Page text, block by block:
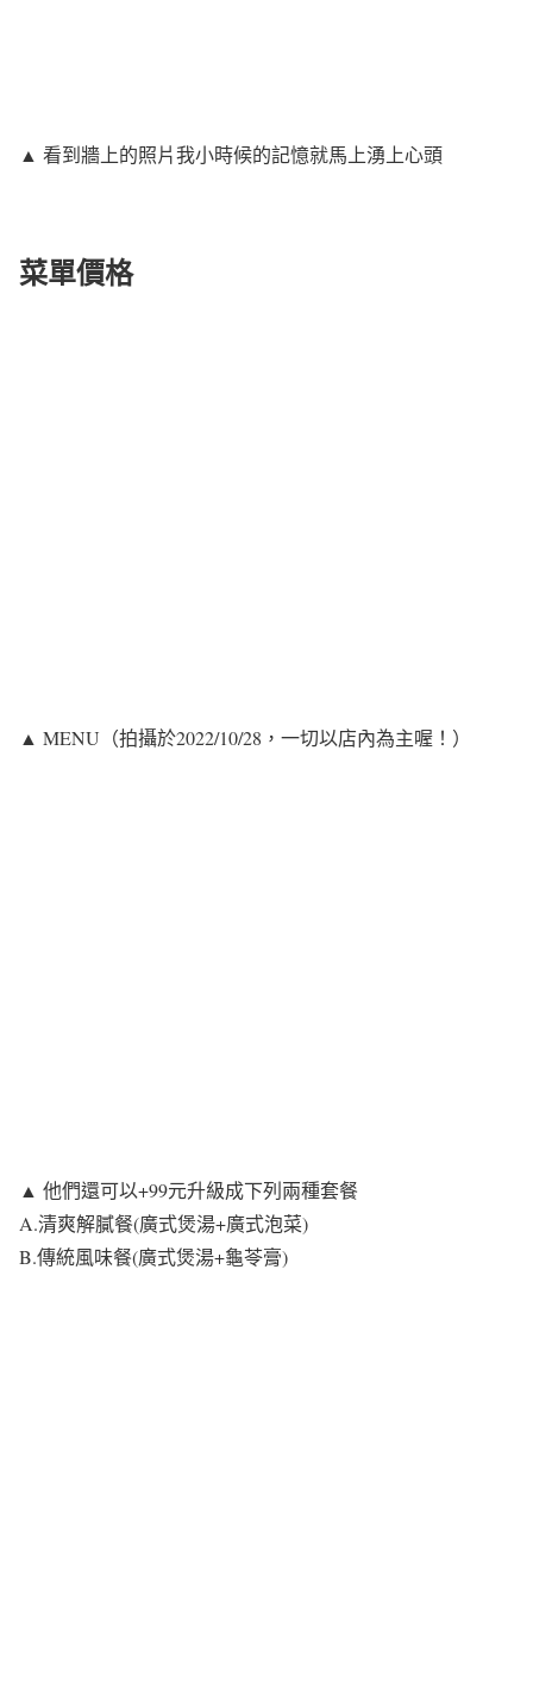
▲ 看到牆上的照片我小時候的記憶就馬上湧上心頭
菜單價格
▲ MENU（拍攝於2022/10/28，一切以店內為主喔！）
▲ 他們還可以+99元升級成下列兩種套餐
A.清爽解膩餐(廣式煲湯+廣式泡菜)
B.傳統風味餐(廣式煲湯+龜苓膏)